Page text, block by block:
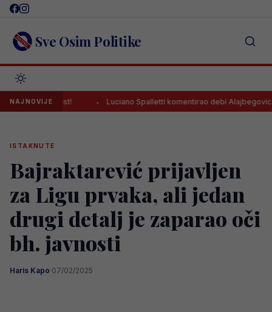
Skip
content Sve Osim Politike
NAJNOVIJE
pravi test! Luciano Spalletti komentirao debi Alajbegovića za
ISTAKNUTE
Bajraktarević prijavljen
za Ligu prvaka, ali jedan
drugi detalj je zaparao oči
bh. javnosti
Haris Kapo·07/02/2025